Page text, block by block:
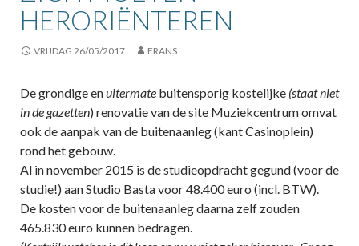
HERORIËNTEREN
VRIJDAG 26/05/2017 FRANS
De grondige enuitermate buitensporig kostelijke (staat niet
in de gazetten) renovatie van de site Muziekcentrum omvat
ook de aanpak van de buitenaanleg (kant Casinoplein)
rond het gebouw.
Al in november 2015 is de studieopdracht gegund (voor de
studie!) aan Studio Basta voor 48.400 euro (incl. BTW).
De kosten voor de buitenaanleg daarna zelf zouden
465.830 euro kunnen bedragen.